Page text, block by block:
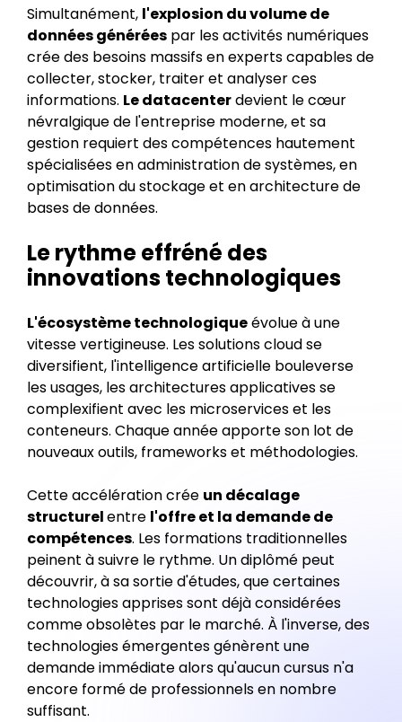
Simultanément, l'explosion du volume de
données générées par les activités numériques
crée des besoins massifs en experts capables de
collecter, stocker, traiter et analyser ces
informations. Le datacenterdevient le cœur
névralgique de l'entreprise moderne, et sa
gestion requiert des compétences hautement
spécialisées en administration de systèmes, en
optimisation du stockage et en architecture de
bases de données.
Le rythme effréné des
innovations technologiques
L'écosystème technologiqueévolue à une
vitesse vertigineuse. Les solutions cloud se
diversifient, l'intelligence artificielle bouleverse
les usages, les architectures applicatives se
complexifient avec les microservices et les
conteneurs. Chaque année apporte son lot de
nouveaux outils, frameworks et méthodologies.
Cette accélération crée un décalage
structurelentre l'offre et la demande de
compétences. Les formations traditionnelles
peinent à suivre le rythme. Un diplômé peut
découvrir, à sa sortie d'études, que certaines
technologies apprises sont déjà considérées
comme obsolètes par le marché. À l'inverse, des
technologies émergentes génèrent une
demande immédiate alors qu'aucun cursus n'a
encore formé de professionnels en nombre
suffisant.